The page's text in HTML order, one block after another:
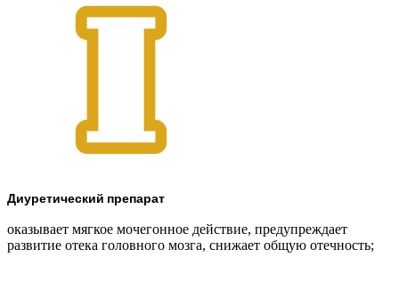
Диуретический препарат
оказывает мягкое мочегонное действие, предупреждает
развитие отека головного мозга, снижает общую отечность;